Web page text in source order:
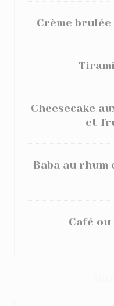
Crème
Cheesecake
et
Baba au
Café